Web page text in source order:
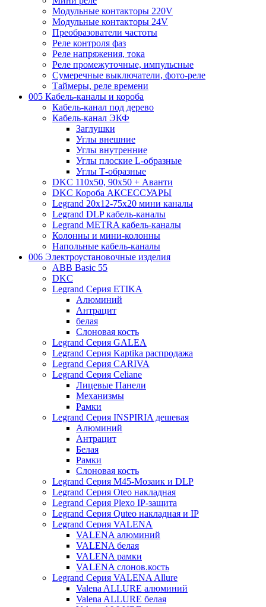
Модульные контакторы 220V
Модульные контакторы 24V
Преобразователи частоты
Реле контроля фаз
Реле напряжения, тока
Реле промежуточные, импульсные
Сумеречные выключатели, фото-реле
Таймеры, реле времени
005 Кабель-каналы и короба
Кабель-канал под дерево
Кабель-канал ЭКФ
Заглушки
Углы внешние
Углы внутренние
Углы плоские L-образные
Углы Т-образные
DKC 110х50, 90х50 + Аванти
DKC Короба АКСЕССУАРЫ
Legrand 20х12-75х20 мини каналы
Legrand DLP кабель-каналы
Legrand METRA кабель-каналы
Колонны и мини-колонны
Напольные кабель-каналы
006 Электроустановочные изделия
ABB Basic 55
DKC
Legrand Серия ETIKA
Алюминий
Антрацит
белая
Слоновая кость
Legrand Серия GALEA
Legrand Серия Kaptika распродажа
Legrand Серия CARIVA
Legrand Серия Celiane
Лицевые Панели
Механизмы
Рамки
Legrand Серия INSPIRIA дешевая
Алюминий
Антрацит
Белая
Рамки
Слоновая кость
Legrand Серия M45-Мозаик и DLP
Legrand Серия Oteo накладная
Legrand Серия Plexo IP-защита
Legrand Серия Quteo накладная и IP
Legrand Серия VALENA
VALENA алюминий
VALENA белая
VALENA рамки
VALENA слонов.кость
Legrand Серия VALENA Allure
Valena ALLURE алюминий
Valena ALLURE белая